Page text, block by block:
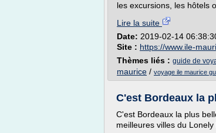
les excursions, les hôtels
Lire la suite
Date: 2019-02-14
Site : https://www.ile-
Thèmes liés : guide de
maurice / voyage ile maurice
C'est Bordeaux la
C'est Bordeaux la plus
meilleures villes du Lonely